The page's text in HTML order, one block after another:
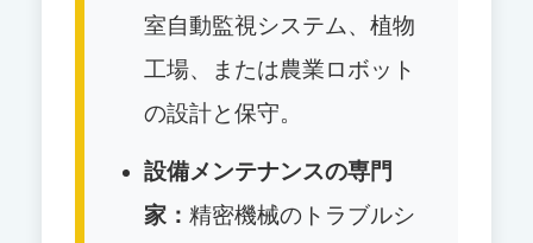
室自動監視システム、植物
工場、または農業ロボット
の設計と保守。
設備メンテナンスの専門
家： 精密機械のトラブルシ